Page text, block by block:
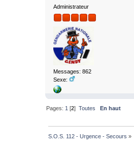
Administrateur
Messages: 862
Sexe:
Pages: 1 [2]Toutes En haut
S.O.S. 112 - Urgence - Secours »